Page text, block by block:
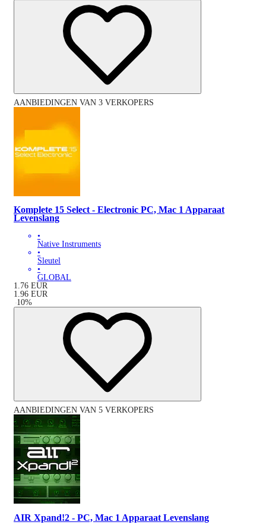
AANBIEDINGEN VAN 3 VERKOPERS
Komplete 15 Select - Electronic PC, Mac 1 Apparaat
Levenslang
•
Native Instruments
•
Sleutel
•
GLOBAL
1.76 EUR
1.96 EUR
-10%
AANBIEDINGEN VAN 5 VERKOPERS
AIR Xpand!2 - PC, Mac 1 Apparaat Levenslang